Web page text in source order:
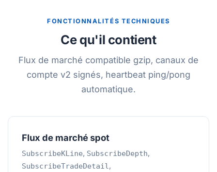
FONCTIONNALITÉS TECHNIQUES
Ce qu'il contient
Flux de marché compatible gzip, canaux de
compte v2 signés, heartbeat ping/pong
automatique.
Flux de marché spot
SubscribeKLine, SubscribeDepth,
SubscribeTradeDetail,